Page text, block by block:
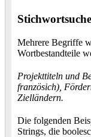
Mehrere Begriffe
Wortbestandteile
Projekttiteln und
französich),
Zielländern.
Die folgenden
Strings, die